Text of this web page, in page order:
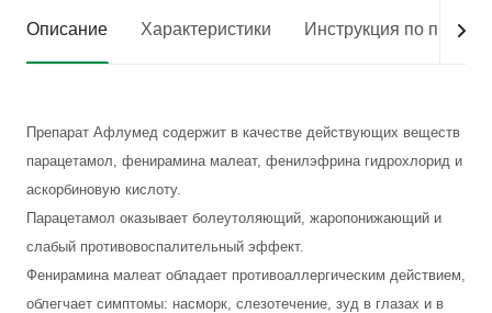
Описание Характеристики Инструкция по
Препарат Афлумед содержит в качестве действующих веществ
парацетамол, фенирамина малеат, фенилэфрина гидрохлорид и
аскорбиновую кислоту.
Парацетамол оказывает болеутоляющий, жаропонижающий и
слабый противовоспалительный эффект.
Фенирамина малеат обладает противоаллергическим действием,
облегчает симптомы: насморк, слезотечение, зуд в глазах и в